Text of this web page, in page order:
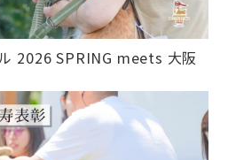
2026 SPRING meets 大阪